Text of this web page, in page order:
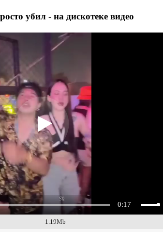
убил - на дискотеке видео
0:17
1.19Mb